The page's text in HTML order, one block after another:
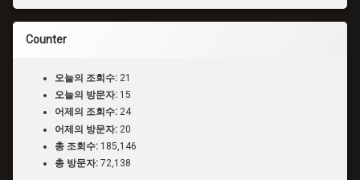
Counter
오늘의 조회수: 21
오늘의 방문자: 15
어제의 조회수: 24
어제의 방문자: 20
총 조회수: 185,146
총 방문자: 72,138